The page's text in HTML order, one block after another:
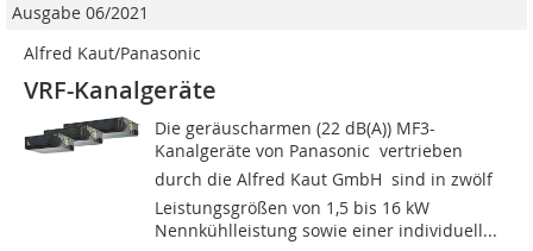
Ausgabe 06/2021
Alfred Kaut/Panasonic
VRF-Kanalgeräte
Die geräuscharmen (22 dB(A)) MF3-
Kanalgeräte von Panasonic  vertrieben
durch die Alfred Kaut GmbH  sind in zwölf
Leistungsgrößen von 1,5 bis 16 kW
Nennkühlleistung sowie einer individuell...